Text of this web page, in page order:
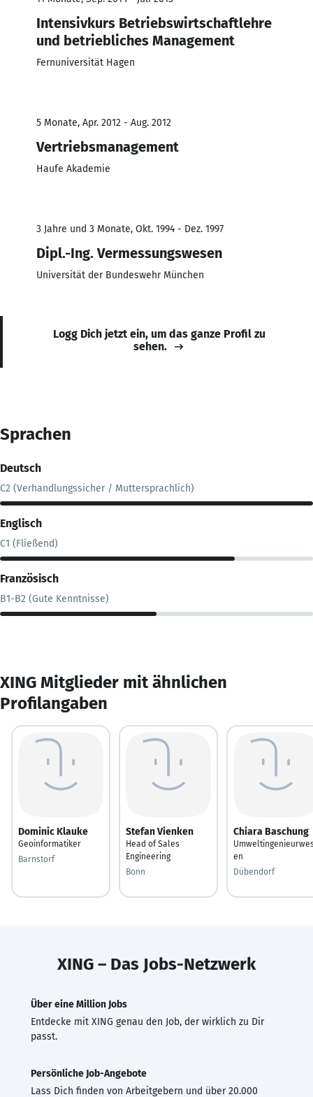
Intensivkurs Betriebswirtschaftlehre
und betriebliches Management
Fernuniversität Hagen
5 Monate, Apr. 2012 - Aug. 2012
Vertriebsmanagement
Haufe Akademie
3 Jahre und 3 Monate, Okt. 1994 - Dez. 1997
Dipl.-Ing. Vermessungswesen
Universität der Bundeswehr München
Logg Dich jetzt ein, um das ganze Profil zu
sehen.
Sprachen
Deutsch
C2 (Verhandlungssicher / Muttersprachlich)
Englisch
C1 (Fließend)
Französisch
B1-B2 (Gute Kenntnisse)
XING Mitglieder mit ähnlichen
Profilangaben
Dominic Klauke
Geoinformatiker
Barnstorf
Stefan Vienken
Head of Sales
Engineering
Bonn
Chiara Baschung
en
Dübendorf
XING – Das Jobs-Netzwerk
Über eine Million Jobs
Entdecke mit XING genau den Job, der wirklich zu Dir
passt.
Persönliche Job-Angebote
Lass Dich finden von Arbeitgebern und über 20.000